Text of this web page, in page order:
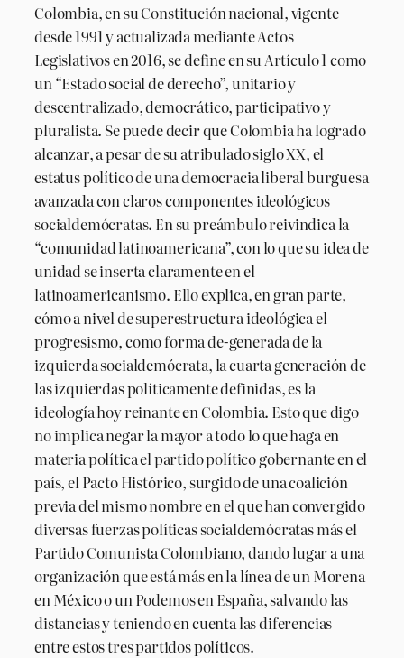
Colombia, en su Constitución nacional, vigente
desde 1991 y actualizada mediante Actos
Legislativos en 2016, se define en su Artículo 1 como
un “Estado social de derecho”, unitario y
descentralizado, democrático, participativo y
pluralista. Se puede decir que Colombia ha logrado
alcanzar, a pesar de su atribulado siglo XX, el
estatus político de una democracia liberal burguesa
avanzada con claros componentes ideológicos
socialdemócratas. En su preámbulo reivindica la
“comunidad latinoamericana”, con lo que su idea de
unidad se inserta claramente en el
latinoamericanismo. Ello explica, en gran parte,
cómo a nivel de superestructura ideológica el
progresismo, como forma de-generada de la
izquierda socialdemócrata, la cuarta generación de
las izquierdas políticamente definidas, es la
ideología hoy reinante en Colombia. Esto que digo
no implica negar la mayor a todo lo que haga en
materia política el partido político gobernante en el
país, el Pacto Histórico, surgido de una coalición
previa del mismo nombre en el que han convergido
diversas fuerzas políticas socialdemócratas más el
Partido Comunista Colombiano, dando lugar a una
organización que está más en la línea de un Morena
en México o un Podemos en España, salvando las
distancias y teniendo en cuenta las diferencias
entre estos tres partidos políticos.